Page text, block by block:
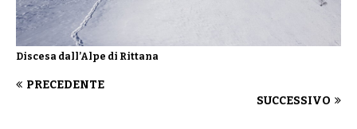
Discesa dall’Alpe di Rittana
PRECEDENTE
SUCCESSIVO